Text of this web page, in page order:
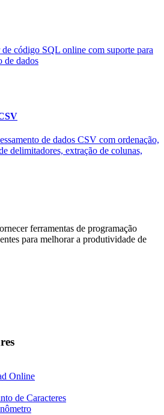
código SQL online com suporte para
de dados
de dados CSV com ordenação,
delimitadores, extração de colunas,
ferramentas de programação
para melhorar a produtividade de
Online
de Caracteres